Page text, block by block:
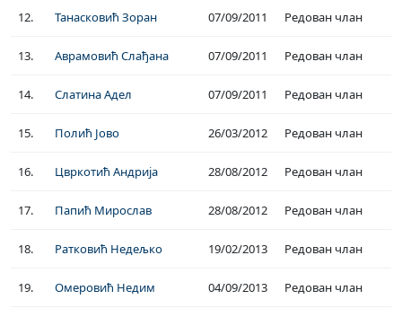
12. Танасковић Зоран 07/09/2011 Редован члан
13. Аврамовић Слађана 07/09/2011 Редован члан
14. Слатина Адел 07/09/2011 Редован члан
15. Полић Јово 26/03/2012 Редован члан
16. Цвркотић Андрија 28/08/2012 Редован члан
17. Папић Мирослав 28/08/2012 Редован члан
18. Ратковић Недељко 19/02/2013 Редован члан
19. Омеровић Недим 04/09/2013 Редован члан